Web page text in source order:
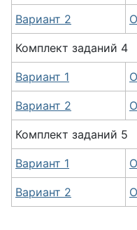
Вариант 2
Комплект заданий 4
Вариант 1
Вариант 2
Комплект заданий 5
Вариант 1
Вариант 2